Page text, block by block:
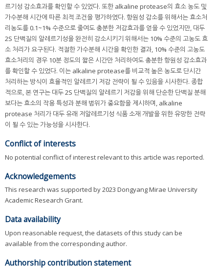
르기성 감소효과를 확인할 수 있었다. 또한 alkaline protease의 효소 농도 및
가수분해 시간에 따른 최적 조건을 평가하였다. 항원성 감소를 위해서는 효소처
리농도를 0.1~1% 수준으로 줄여도 충분한 저감효과를 얻을 수 있었지만, 대두
2S 단백질의 알레르기성을 완전히 감소시키기 위해서는 10% 수준의 고농도 효
소 처리가 요구된다. 적절한 가수분해 시간을 확인한 결과, 10% 수준의 고농도
효소처리의 경우 10분 정도의 짧은 시간만 처리하여도 충분한 항원성 감소효과
를 확인할 수 있었다. 이는 alkaline protease를 비교적 높은 농도로 단시간
처리하는 방식이 효율적인 알레르기 저감 전략이 될 수 있음을 시사한다. 종합
적으로, 본 연구는 대두 2S 단백질의 알레르기 저감을 위해 단순한 단백질 분해
보다는 효소의 작용 특성과 분해 범위가 중요함을 제시하며, alkaline
protease 처리가 대두 유래 저알레르기성 식품 소재 개발을 위한 유망한 전략
이 될 수 있는 가능성을 시사한다.
Conflict of interests
No potential conflict of interest relevant to this article was reported.
Acknowledgements
This research was supported by 2023 Dongyang Mirae University
Academic Research Grant.
Data availability
Upon reasonable request, the datasets of this study can be
available from the corresponding author.
Authorship contribution statement